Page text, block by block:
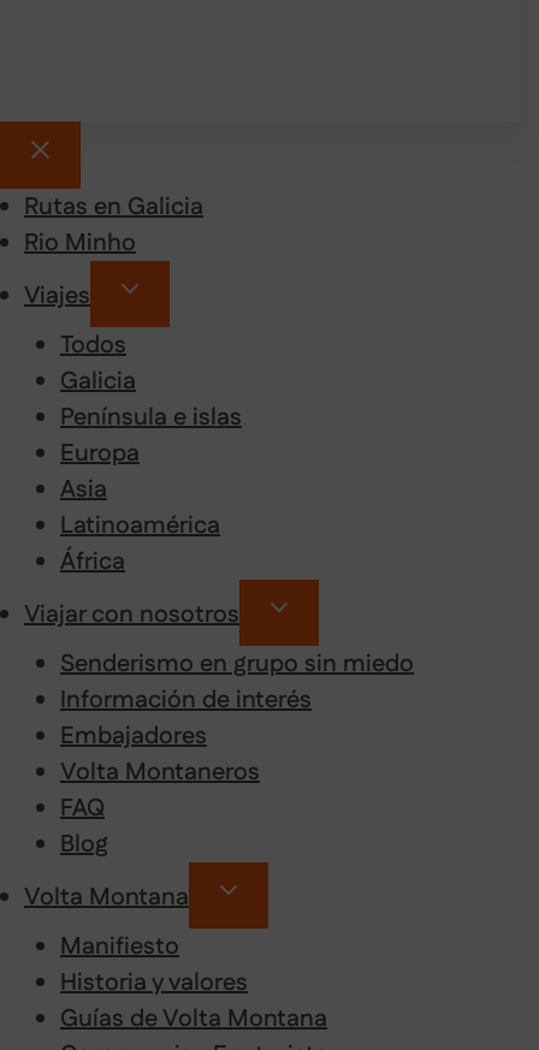
Rutas en Galicia
Rio Minho
Viajes
Todos
Galicia
Península e islas
Europa
Asia
Latinoamérica
África
Viajar con nosotros
Senderismo en grupo sin miedo
Información de interés
Embajadores
Volta Montaneros
FAQ
Blog
Volta Montana
Manifiesto
Historia y valores
Guías de Volta Montana